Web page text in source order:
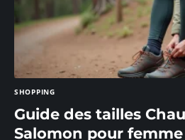
SHOPPING
Guide des tailles
Salomon pour